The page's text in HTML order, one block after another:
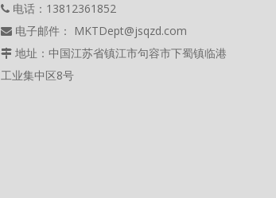
电话：13812361852
电子邮件： MKTDept@jsqzd.com
地址：中国江苏省镇江市句容市下蜀镇临港
工业集中区8号